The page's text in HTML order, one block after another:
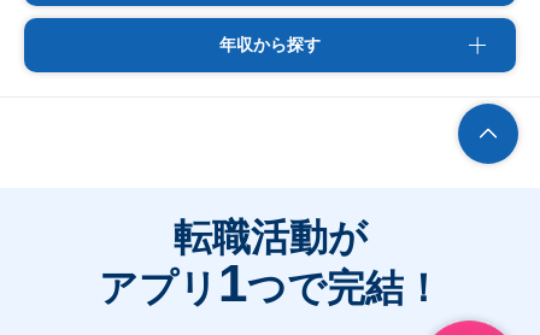
年収から探す
転職活動が
アプリ 1つで完結！